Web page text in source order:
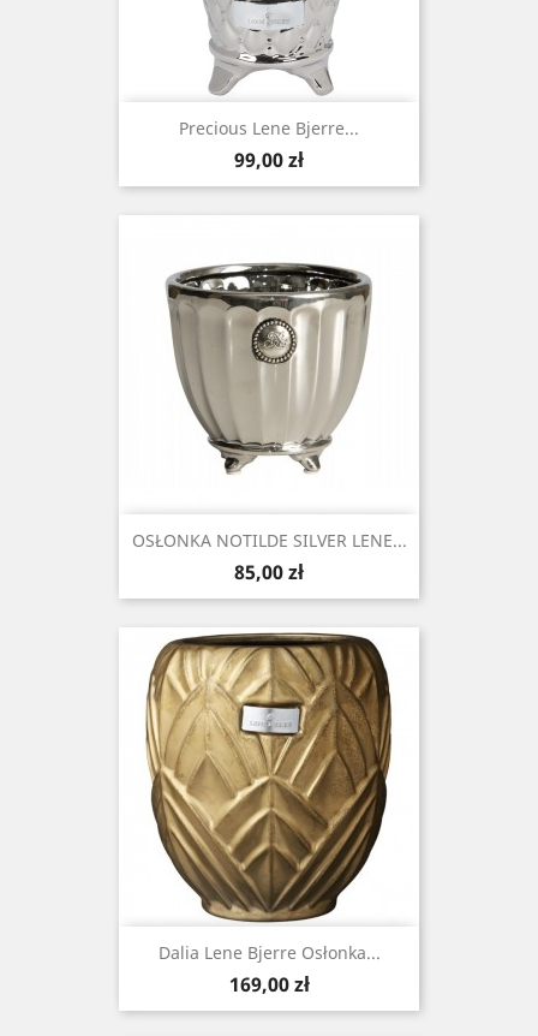
Precious Lene Bjerre...
Cena
99,00 zł
OSŁONKA NOTILDE SILVER LENE...
Cena
85,00 zł
Dalia Lene Bjerre Osłonka...
Cena
169,00 zł